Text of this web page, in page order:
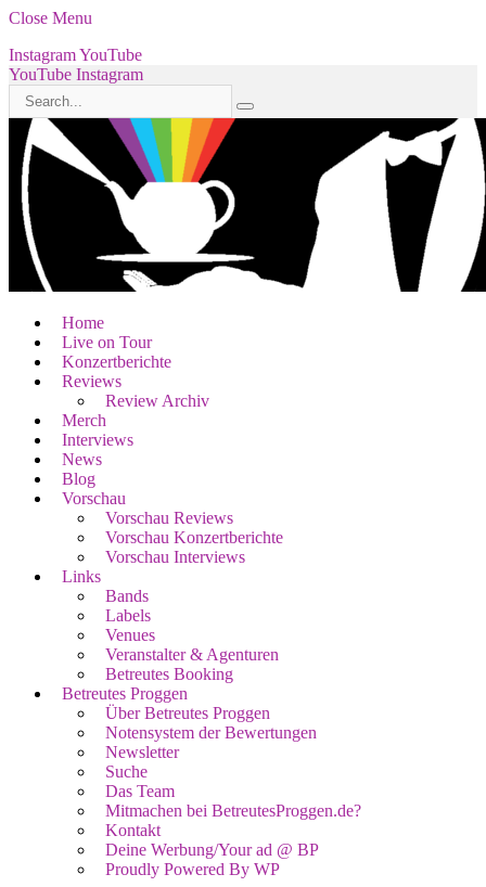
Close Menu
InstagramYouTube
YouTube Instagram
Home
Live on Tour
Konzertberichte
Reviews
Review Archiv
Merch
Interviews
News
Blog
Vorschau
Vorschau Reviews
Vorschau Konzertberichte
Vorschau Interviews
Links
Bands
Labels
Venues
Veranstalter & Agenturen
Betreutes Booking
Betreutes Proggen
Über Betreutes Proggen
Notensystem der Bewertungen
Newsletter
Suche
Das Team
Mitmachen bei BetreutesProggen.de?
Kontakt
Deine Werbung/Your ad @ BP
Proudly Powered By WP